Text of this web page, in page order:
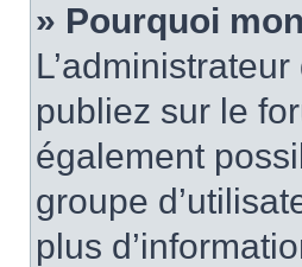
» Pourquoi
publiez sur le
également
groupe
plus